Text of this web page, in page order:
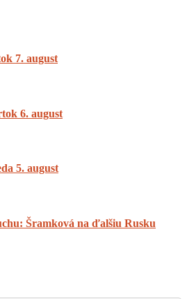
7. august
6. august
5. august
Šramková na ďalšiu Rusku